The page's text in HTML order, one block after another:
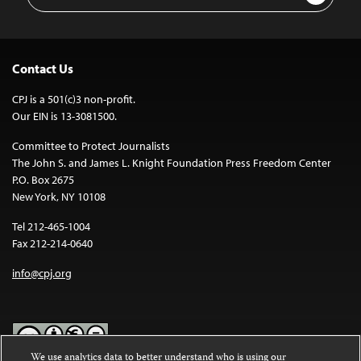
Contact Us
CPJ is a 501(c)3 non-profit.
Our EIN is 13-3081500.
Committee to Protect Journalists
The John S. and James L. Knight Foundation Press Freedom Center
P.O. Box 2675
New York, NY 10108
Tel 212-465-1004
Fax 212-214-0640
info@cpj.org